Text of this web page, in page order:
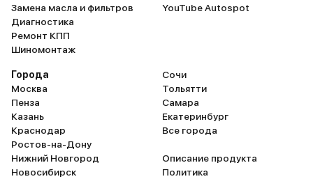
Замена масла и фильтров
Диагностика
Ремонт КПП
Шиномонтаж
YouTube Autospot
Города
Москва
Пенза
Казань
Краснодар
Ростов-на-Дону
Нижний Новгород
Новосибирск
Сочи
Тольятти
Самара
Екатеринбург
Все города
Описание продукта
Политика